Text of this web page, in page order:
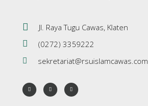
Jl. Raya Tugu Cawas, Klaten
(0272) 3359222
sekretariat@rsuislamcawas.com